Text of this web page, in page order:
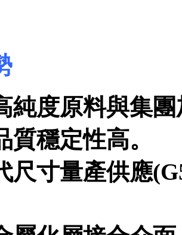
純度原料與集
質穩定性高。
尺寸量產供應